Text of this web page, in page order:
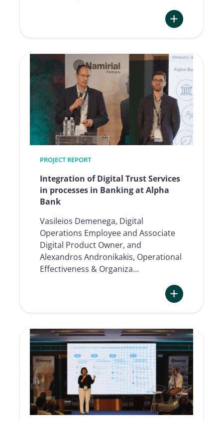
of
Digital
Trust
Services
processes
in
insurance
of
Cyprus
PROJECT REPORT
Integration of Digital Trust Services
in processes in Banking at Alpha
Bank
Vasileios Demenega, Digital
Operations Employee and Associate
Digital Product Owner, and
Alexandros Andronikakis, Operational
Effectiveness & Organiza…
of
Digital
Trust
Services
in
processes
in
Banking